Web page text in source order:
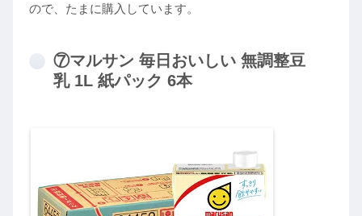
ので、たまに購入しています。
⑦マルサン 毎日おいしい 無調整豆
乳 1L 紙パック 6本